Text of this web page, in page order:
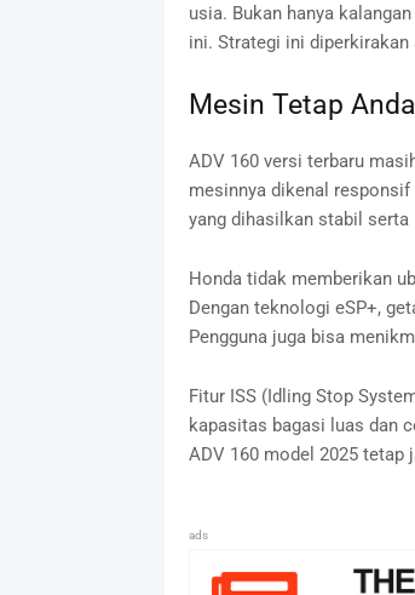
usia. Bukan hanya
ini. Strategi ini
Mesin Tetap
ADV 160 versi terbaru
mesinnya dikenal
yang dihasilkan stabil
Honda tidak memberikan
Dengan teknologi eSP+,
Pengguna juga bisa
Fitur ISS (Idling Stop
kapasitas bagasi luas dan
ADV 160 model 2025 tetap
ads